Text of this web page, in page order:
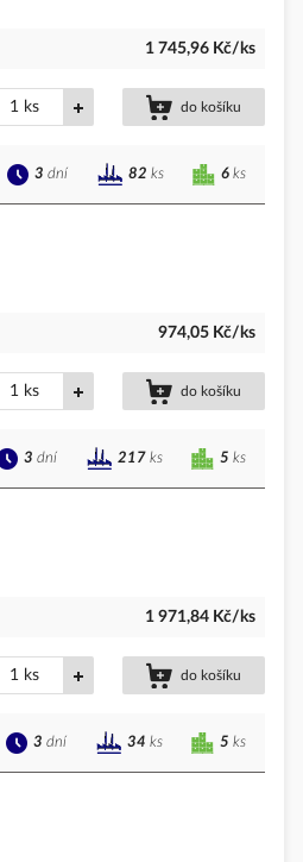
1 745,96 Kč/ks
ks do košíku
6 ks
3 dní 82 ks
974,05 Kč/ks
ks do košíku
5 ks
3 dní 217 ks
1 971,84 Kč/ks
ks do košíku
5 ks
3 dní 34 ks